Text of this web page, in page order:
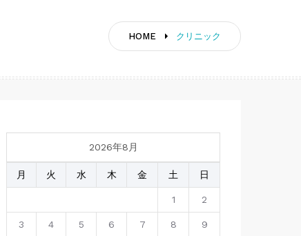
HOME クリニック
2026年8月
月 火 水 木 金 土 日
1 2
3 4 5 6 7 8 9